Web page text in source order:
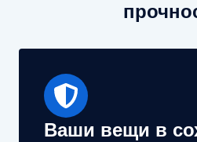
Ваши вещи в